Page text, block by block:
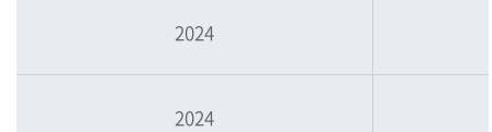
2024
2024